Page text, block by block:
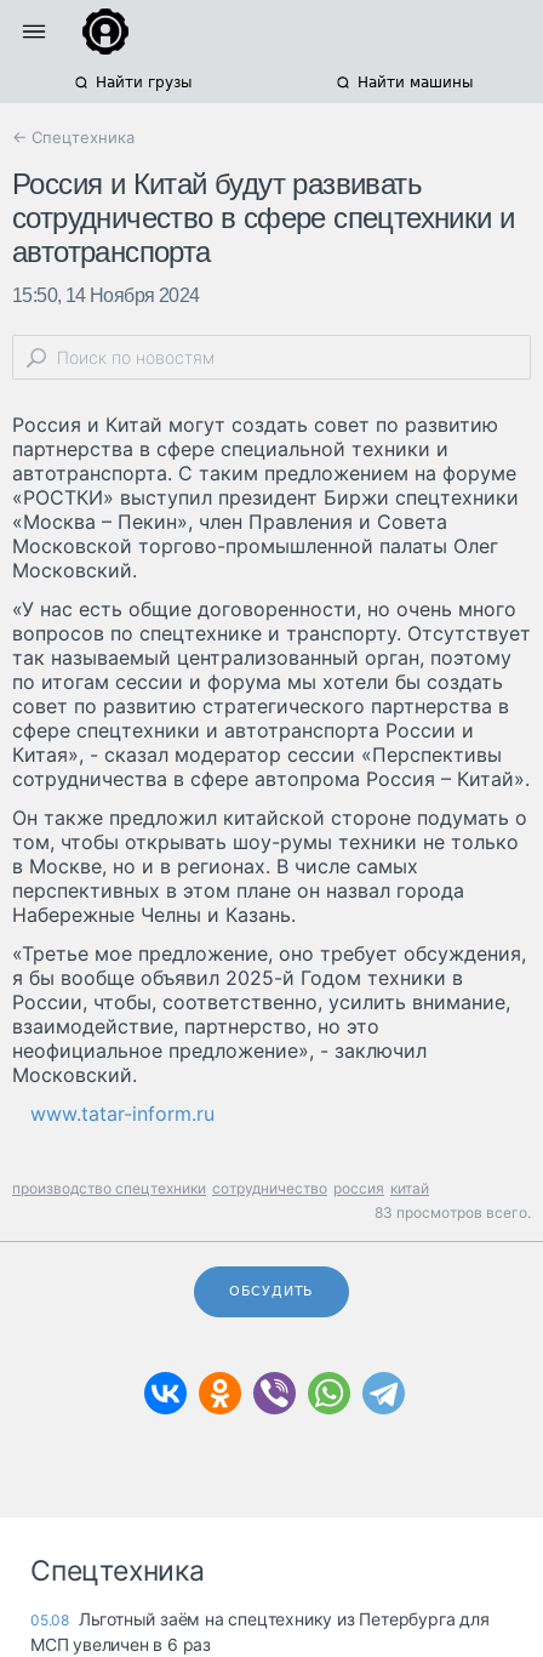
Найти грузы Найти машины
← Спецтехника
Россия и Китай будут развивать
сотрудничество в сфере спецтехники и
автотранспорта
15:50, 14 Ноября 2024
Россия и Китай могут создать совет по развитию
партнерства в сфере специальной техники и
автотранспорта. С таким предложением на форуме
«РОСТКИ» выступил президент Биржи спецтехники
«Москва – Пекин», член Правления и Совета
Московской торгово-промышленной палаты Олег
Московский.
«У нас есть общие договоренности, но очень много
вопросов по спецтехнике и транспорту. Отсутствует
так называемый централизованный орган, поэтому
по итогам сессии и форума мы хотели бы создать
совет по развитию стратегического партнерства в
сфере спецтехники и автотранспорта России и
Китая», - сказал модератор сессии «Перспективы
сотрудничества в сфере автопрома Россия – Китай».
Он также предложил китайской стороне подумать о
том, чтобы открывать шоу-румы техники не только
в Москве, но и в регионах. В числе самых
перспективных в этом плане он назвал города
Набережные Челны и Казань.
«Третье мое предложение, оно требует обсуждения,
я бы вообще объявил 2025-й Годом техники в
России, чтобы, соответственно, усилить внимание,
взаимодействие, партнерство, но это
неофициальное предложение», - заключил
Московский.
www.tatar-inform.ru
производство спецтехники сотрудничество россия китай
83 просмотров всего.
ОБСУДИТЬ
Спецтехника
05.08 Льготный заём на спецтехнику из Петербурга для
МСП увеличен в 6 раз